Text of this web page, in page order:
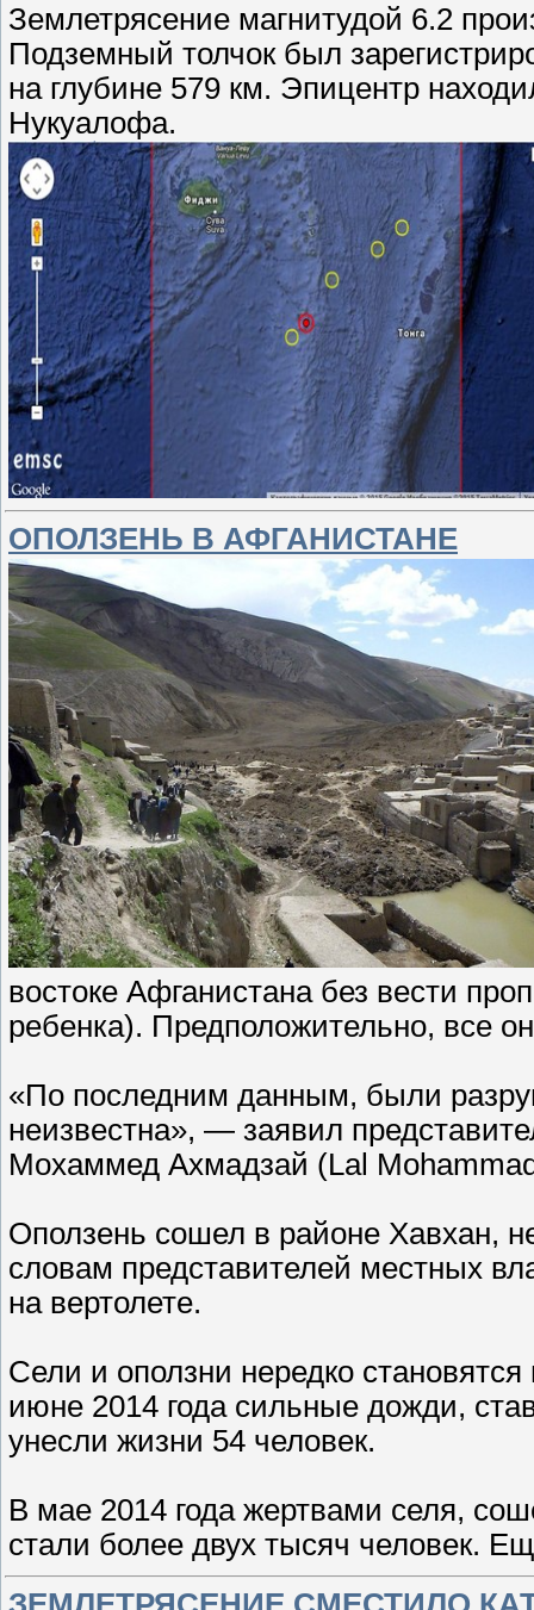
Землетрясение магнитудой 6.2
Подземный толчок был
на глубине 579 км. Эпицентр
Нукуалофа.
ОПОЛЗЕНЬ В АФГАНИСТАНЕ
востоке Афганистана без вести
ребенка). Предположительно, все
«По последним данным, были
неизвестна», — заявил
Мохаммед Ахмадзай (Lal
Оползень сошел в районе Хавхан,
словам представителей местных
на вертолете.
Сели и оползни нередко
июне 2014 года сильные дожди,
унесли жизни 54 человек.
В мае 2014 года жертвами селя,
стали более двух тысяч человек.